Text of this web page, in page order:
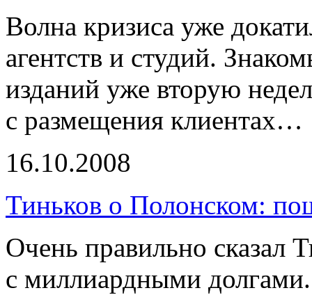
Волна кризиса уже
агентств и студий.
изданий уже вторую
с размещения клиентах…
16.10.2008
Тиньков о Полонском:
Очень правильно сказал
с миллиардными